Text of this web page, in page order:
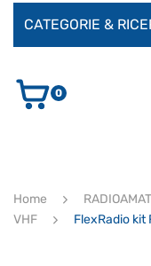
CATEGORIE &
AUDIO E VIDEO
ULTIMI ARRIVI
0
Home
VHF
FlexRadio kit